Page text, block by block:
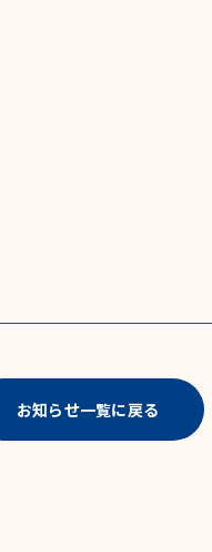
お知らせ一覧に戻る